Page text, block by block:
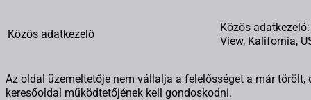
Közös adatkezelő
Közös
View, Kalifornia,
Az oldal üzemeltetője nem vállalja a felelősséget a már
keresőoldal működtetőjének kell gondoskodni.